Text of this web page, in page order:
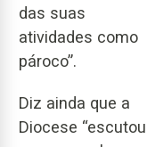
das suas
atividades como
pároco”.
Diz ainda que a
Diocese “escutou